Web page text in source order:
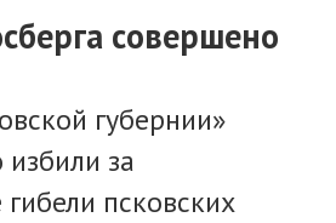
совершено
губернии»
избили за
псковских